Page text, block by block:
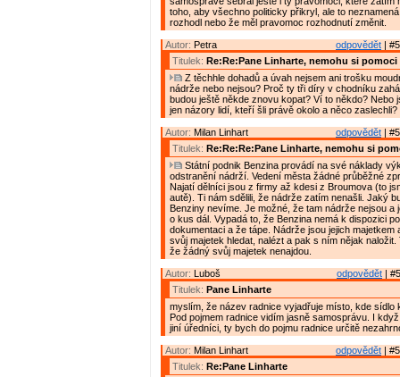
toho, aby všechno politicky přikryl, ale to
rozhodl nebo že měl pravomoc rozhodnutí změnit.
odpovědět |
Autor: Petra
Titulek: Re:Re:Pane Linharte, nemohu si pomoci
Z těchhle dohadů a úvah nejsem ani trošku
nádrže nebo nejsou? Proč ty tři díry v chodníku
budou ještě někde znovu kopat? Ví to někdo? Nebo
jen názory lidí, kteří šli právě okolo a něco zaslechli?
odpovědět |
Autor: Milan Linhart
Titulek: Re:Re:Re:Pane Linharte, nemohu si
Státní podnik Benzina provádí na své náklady
odstranění nádrží. Vedení města žádné průběžné
Najatí dělníci jsou z firmy až kdesi z Broumova (to
autě). Ti nám sdělili, že nádrže zatím nenašli. Jaký
Benziny nevíme. Je možné, že tam nádrže nejsou a
o kus dál. Vypadá to, že Benzina nemá k dispozici
dokumentaci a že tápe. Nádrže jsou jejich majetkem
svůj majetek hledat, nalézt a pak s ním nějak naložit.
že žádný svůj majetek nenajdou.
odpovědět |
Autor: Luboš
Titulek: Pane Linharte
myslím, že název radnice vyjadřuje místo, kde sídlo
Pod pojmem radnice vidím jasně samosprávu. I
jiní úředníci, ty bych do pojmu radnice určitě
odpovědět |
Autor: Milan Linhart
Titulek: Re:Pane Linharte